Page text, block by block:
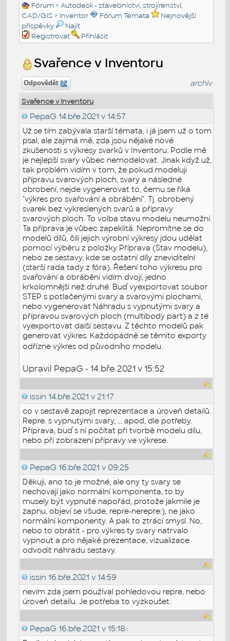
Fórum >Autodesk - stavebnictví, strojírenství,
CAD/GIS > Inventor Fórum Témata
Nejnovější
příspěvky
Najít
Registrovat
Přihlásit
Svařence v Inventoru
Odpovědět archiv
Svařence v Inventoru
PepaG 14.bře.2021 v 14:57
Už se tím zabývala starší témata, i já jsem už o tom
psal, ale zajímá mě, zda jsou nějaké nové
zkušenosti s výkresy svarků v Inventoru. Podle mě
je nejlepší svary vůbec nemodelovat. Jinak když už,
tak problém vidím v tom, že pokud modeluji
přípravu svarových ploch, svary a následné
obrobení, nejde vygenerovat to, čemu se říká
"výkres pro svařování a obrábění". Tj. obrobený
svarek bez vykreslených svarů a přípravy
svarových ploch. To volba stavu modelu neumožní.
Ta příprava je vůbec zapeklitá. Nepromítne se do
modelů dílů, čili jejich výrobní výkresy jdou udělat
pomocí výběru z položky Příprava (Stav modelu),
nebo ze sestavy, kde se ostatní díly zneviditelní
(starší rada tady z fóra). Řešení toho výkresu pro
svařování a obrábění vidím dvojí, jedno
krkolomnější než druhé. Buď vyexportovat soubor
STEP s potlačenými svary a svarovými plochami,
nebo vygenerovat Náhradu s vypnutými svary a
přípravou svarových ploch (multibody part) a z té
vyexportovat další sestavu. Z těchto modelů pak
generovat výkres. Každopádně se těmito exporty
odřízne výkres od původního modelu.
Upravil PepaG - 14.bře.2021 v 15:52
issin 14.bře.2021 v 21:17
co v sestavě zapojit reprezentace a úroveň detailů.
Repre. s vypnutými svary, ... apod, dle potřeby.
Příprava, buď s ní počítat při tvorbě modelu dílu,
nebo při zobrazení přípravy ve výkrese.
PepaG 16.bře.2021 v 09:25
Děkuji, ano to je možné, ale ony ty svary se
nechovají jako normální komponenta, to by
musely být vypnuté napořád, protože jakmile je
zapnu, objeví se všude, repre-nerepre:), ne jako
normální komponenty. A pak to ztrácí smysl. No,
nebo to obrátit - pro výkres ty svary natrvalo
vypnout a pro nějaké prezentace, vizualizace
odvodit náhradu sestavy.
issin 16.bře.2021 v 14:59
nevím zda jsem používal pohledovou repre, nebo
úroveň detailu. Je potřeba to vyzkoušet.
PepaG 16.bře.2021 v 15:18